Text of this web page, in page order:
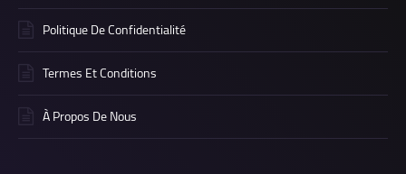
Politique De Confidentialité
Termes Et Conditions
À Propos De Nous